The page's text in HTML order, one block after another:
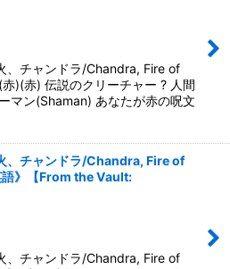
、チャンドラ/Chandra, Fire of
)(赤) 伝説のクリーチャー ? 人間
マン(Shaman) あなたが赤の呪文
、チャンドラ/Chandra, Fire of
》【From the Vault:
、チャンドラ/Chandra, Fire of